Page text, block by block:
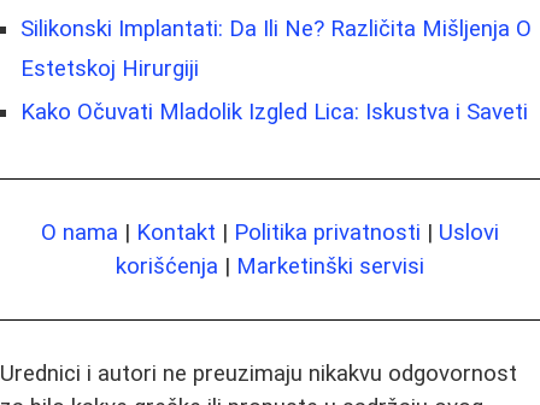
Silikonski Implantati: Da Ili Ne? Različita Mišljenja O
Estetskoj Hirurgiji
Kako Očuvati Mladolik Izgled Lica: Iskustva i Saveti
O nama | Kontakt | Politika privatnosti | Uslovi
korišćenja | Marketinški servisi
Urednici i autori ne preuzimaju nikakvu odgovornost